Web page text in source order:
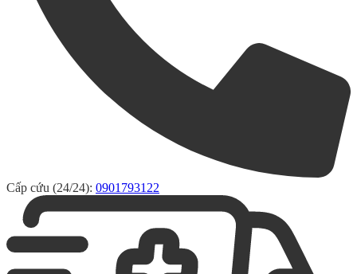
Cấp cứu (24/24): 0901793122